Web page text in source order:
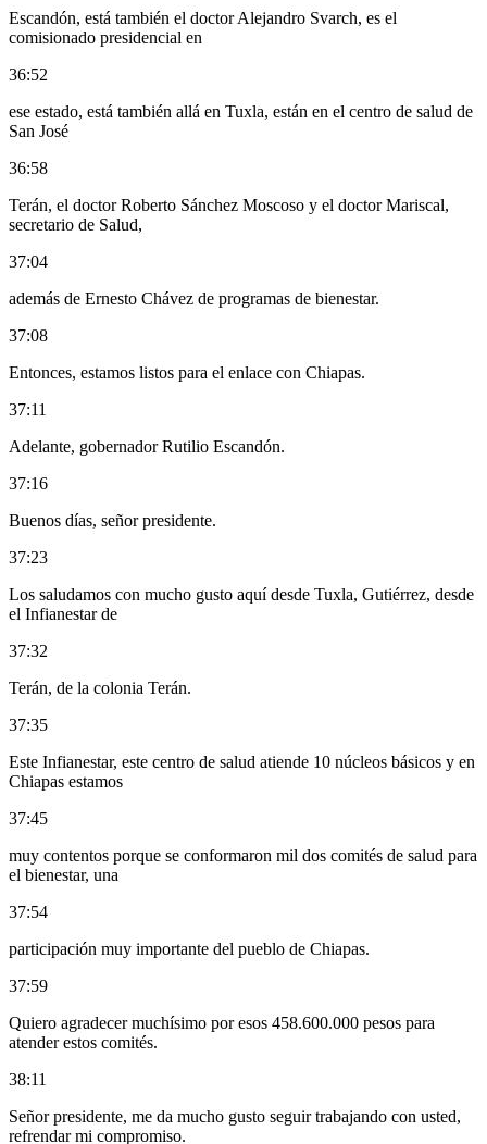
Escandón, está también el doctor Alejandro Svarch, es el
comisionado presidencial en
36:52
ese estado, está también allá en Tuxla, están en el centro de salud de
San José
36:58
Terán, el doctor Roberto Sánchez Moscoso y el doctor Mariscal,
secretario de Salud,
37:04
además de Ernesto Chávez de programas de bienestar.
37:08
Entonces, estamos listos para el enlace con Chiapas.
37:11
Adelante, gobernador Rutilio Escandón.
37:16
Buenos días, señor presidente.
37:23
Los saludamos con mucho gusto aquí desde Tuxla, Gutiérrez, desde
el Infianestar de
37:32
Terán, de la colonia Terán.
37:35
Este Infianestar, este centro de salud atiende 10 núcleos básicos y en
Chiapas estamos
37:45
muy contentos porque se conformaron mil dos comités de salud para
el bienestar, una
37:54
participación muy importante del pueblo de Chiapas.
37:59
Quiero agradecer muchísimo por esos 458.600.000 pesos para
atender estos comités.
38:11
Señor presidente, me da mucho gusto seguir trabajando con usted,
refrendar mi compromiso.